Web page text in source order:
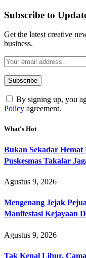
Subscribe to
Get the latest creative
business.
By signing up, you
Policy agreement.
What's Hot
Bukan Sekadar
Puskesmas Takalar
Agustus 9, 2026
Mengenang Jejak
Manifestasi Kejayaan
Agustus 9, 2026
Tak Kenal Libur,